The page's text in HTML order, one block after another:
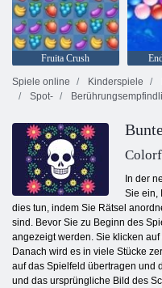
Fruita Crush
Spiele online
Kinderspiele
Spot-
In der
Sie ein,
dies tun, indem Sie Rätsel
sind. Bevor Sie zu Beginn des
angezeigt werden. Sie klicken
Danach wird es in viele Stücke
auf das Spielfeld übertragen und
und das ursprüngliche Bild des